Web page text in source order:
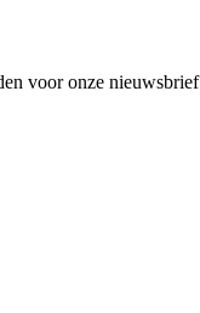
voor onze nieuwsbrief